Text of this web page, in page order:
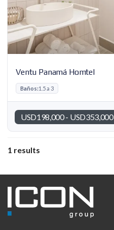
Ventu Panamá Homtel
USD198,000 - USD353,000
Baños:1.5 a 3
1 results